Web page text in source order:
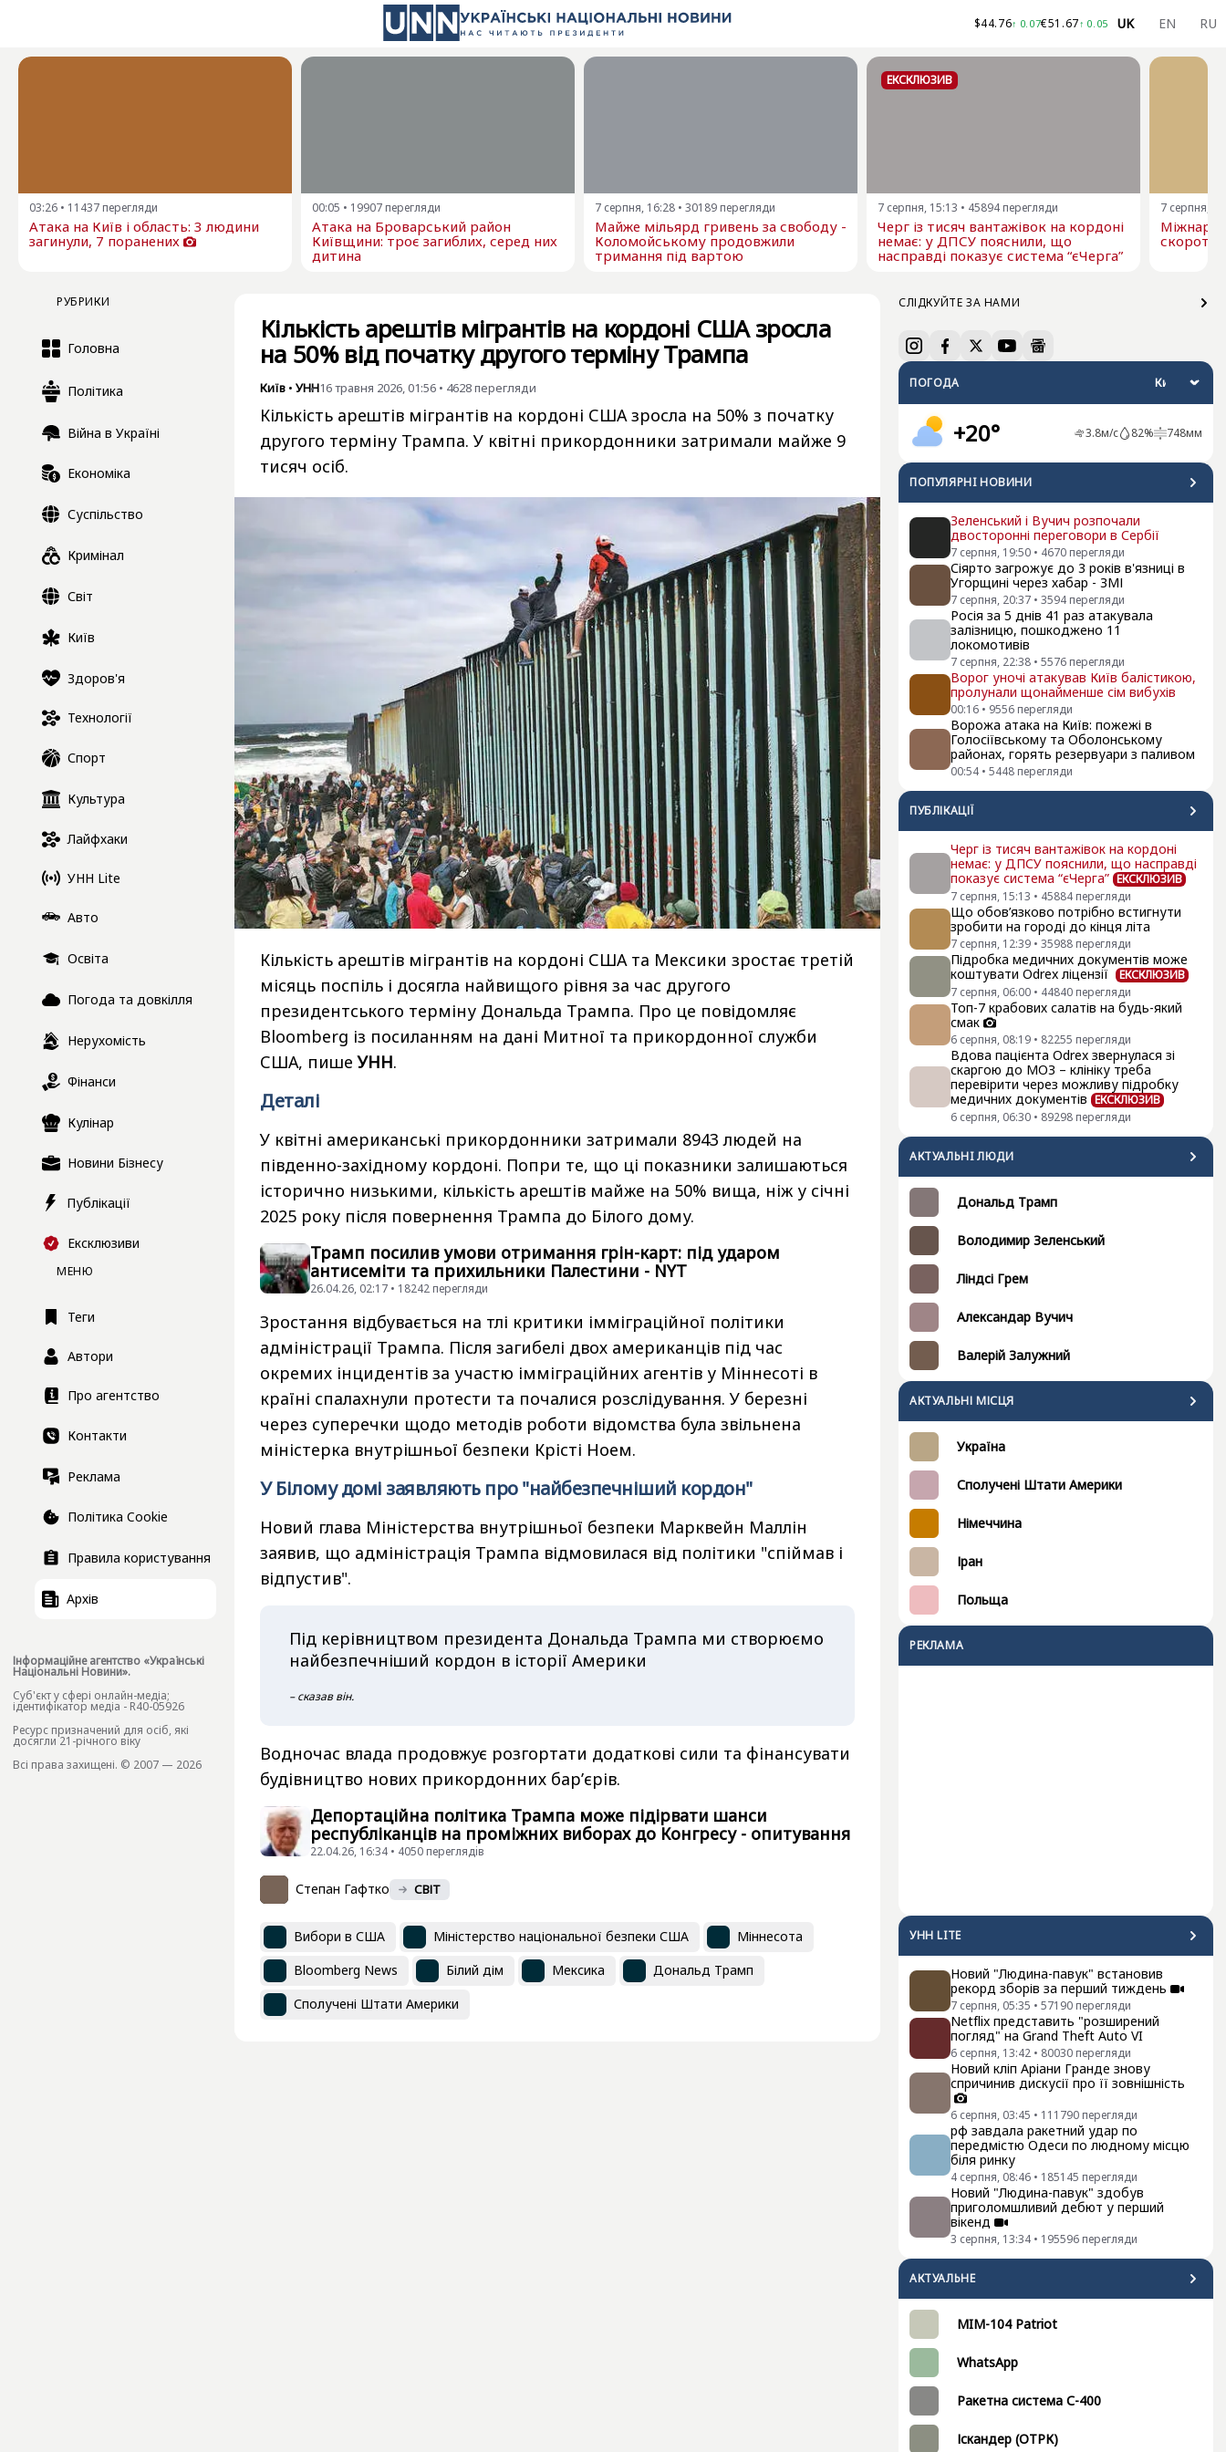
$44.76↑ 0.07€51.67↑ 0.05 UK EN RU
03:26 • 11437 перегляди
Атака на Київ і область: 3 людини
загинули, 7 поранених
00:05 • 19907 перегляди
Атака на Броварський район
Київщини: троє загиблих, серед них
дитина
7 серпня, 16:28 • 30189 перегляди
Майже мільярд гривень за свободу -
Коломойському продовжили
тримання під вартою
ЕКСКЛЮЗИВ
7 серпня, 15:13 • 45894 перегляди
Черг із тисяч вантажівок на кордоні
немає: у ДПСУ пояснили, що
насправді показує система “єЧерга”
7 серпня,
РУБРИКИ
Головна
Політика
Війна в Україні
Економіка
Суспільство
Кримінал
Світ
Київ
Здоров'я
Технології
Спорт
Культура
Лайфхаки
УНН Lite
Авто
Освіта
Погода та довкілля
Нерухомість
Фінанси
Кулінар
Новини Бізнесу
Публікації
Ексклюзиви
МЕНЮ
Теги
Автори
Про агентство
Контакти
Реклама
Політика Cookie
Правила користування
Архів
Інформаційне агентство «Українські
Національні Новини».
Cуб'єкт у сфері онлайн-медіа;
ідентифікатор медіа - R40-05926
Ресурс призначений для осіб, які
досягли 21-річного віку
Всі права захищені. © 2007 — 2026
СЛІДКУЙТЕ ЗА НАМИ
ПОГОДА
+20° 3.8м/с 82% 748мм
ПОПУЛЯРНI НОВИНИ
Зеленський і Вучич розпочали
двосторонні переговори в Сербії
7 серпня, 19:50 • 4670 перегляди
Сіярто загрожує до 3 років в'язниці в
Угорщині через хабар - ЗМІ
7 серпня, 20:37 • 3594 перегляди
Росія за 5 днів 41 раз атакувала
залізницю, пошкоджено 11
локомотивів
7 серпня, 22:38 • 5576 перегляди
Ворог уночі атакував Київ балістикою,
пролунали щонайменше сім вибухів
00:16 • 9556 перегляди
Ворожа атака на Київ: пожежі в
Голосіївському та Оболонському
районах, горять резервуари з паливом
00:54 • 5448 перегляди
ПУБЛІКАЦІЇ
Черг із тисяч вантажівок на кордоні
немає: у ДПСУ пояснили, що насправді
показує система “єЧерга” ЕКСКЛЮЗИВ
7 серпня, 15:13 • 45884 перегляди
Що обов’язково потрібно встигнути
зробити на городі до кінця літа
7 серпня, 12:39 • 35988 перегляди
Підробка медичних документів може
коштувати Odrex ліцензії
ЕКСКЛЮЗИВ
7 серпня, 06:00 • 44840 перегляди
Топ-7 крабових салатів на будь-який
смак
6 серпня, 08:19 • 82255 перегляди
Вдова пацієнта Odrex звернулася зі
скаргою до МОЗ – клініку треба
перевірити через можливу підробку
медичних документів ЕКСКЛЮЗИВ
6 серпня, 06:30 • 89298 перегляди
АКТУАЛЬНI ЛЮДИ
Дональд Трамп
Володимир Зеленський
Ліндсі Грем
Александар Вучич
Валерій Залужний
АКТУАЛЬНІ МІСЦЯ
Україна
Сполучені Штати Америки
Німеччина
Іран
Польща
РЕКЛАМА
УНН LITE
Новий "Людина-павук" встановив
рекорд зборів за перший тиждень
7 серпня, 05:35 • 57190 перегляди
Netflix представить "розширений
погляд" на Grand Theft Auto VI
6 серпня, 13:42 • 80030 перегляди
Новий кліп Аріани Гранде знову
спричинив дискусії про її зовнішність
6 серпня, 03:45 • 111790 перегляди
рф завдала ракетний удар по
передмістю Одеси по людному місцю
біля ринку
4 серпня, 08:46 • 185145 перегляди
Новий "Людина-павук" здобув
приголомшливий дебют у перший
вікенд
3 серпня, 13:34 • 195596 перегляди
АКТУАЛЬНЕ
MIM-104 Patriot
WhatsApp
Ракетна система С-400
Іскандер (ОТРК)
Кількість арештів мігрантів на кордоні США зросла
на 50% від початку другого терміну Трампа
Київ • УНН16 травня 2026, 01:56 • 4628перегляди
Кількість арештів мігрантів на кордоні США зросла на 50% з початку
другого терміну Трампа. У квітні прикордонники затримали майже 9
тисяч осіб.
Кількість арештів мігрантів на кордоні США та Мексики зростає третій
місяць поспіль і досягла найвищого рівня за час другого
президентського терміну Дональда Трампа. Про це повідомляє
Bloomberg із посиланням на дані Митної та прикордонної служби
США, пишеУНН.
Деталі
У квітні американські прикордонники затримали 8943 людей на
південно-західному кордоні. Попри те, що ці показники залишаються
історично низькими, кількість арештів майже на 50% вища, ніж у січні
2025 року після повернення Трампа до Білого дому.
Трамп посилив умови отримання грін-карт: під ударом
антисеміти та прихильники Палестини - NYT
26.04.26, 02:17 • 18242 перегляди
Зростання відбувається на тлі критики імміграційної політики
адміністрації Трампа. Після загибелі двох американців під час
окремих інцидентів за участю імміграційних агентів у Міннесоті в
країні спалахнули протести та почалися розслідування. У березні
через суперечки щодо методів роботи відомства була звільнена
міністерка внутрішньої безпеки Крісті Ноем.
У Білому домі заявляють про "найбезпечніший кордон"
Новий глава Міністерства внутрішньої безпеки Марквейн Маллін
заявив, що адміністрація Трампа відмовилася від політики "спіймав і
відпустив".
Під керівництвом президента Дональда Трампа ми створюємо
найбезпечніший кордон в історії Америки
– сказав він.
Водночас влада продовжує розгортати додаткові сили та фінансувати
будівництво нових прикордонних бар’єрів.
Депортаційна політика Трампа може підірвати шанси
республіканців на проміжних виборах до Конгресу - опитування
22.04.26, 16:34 • 4050 переглядiв
Степан Гафтко СВІТ
Вибори в США Міністерство національної безпеки США
Міннесота
Bloomberg News
Білий дім Мексика
Дональд Трамп
Сполучені Штати Америки